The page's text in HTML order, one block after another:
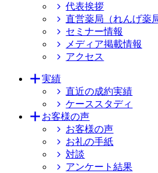
代表挨拶
直営薬局（れんげ薬
セミナー情報
メディア掲載情報
アクセス
実績
直近の成約実績
ケーススタディ
お客様の声
お客様の声
お礼の手紙
対談
アンケート結果